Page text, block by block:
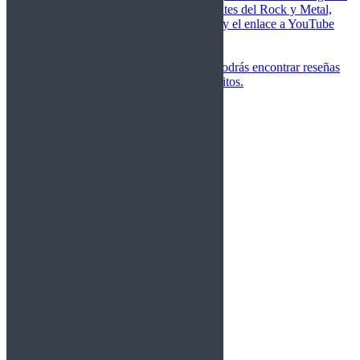
de las canciones más importantes del Rock y Metal,
junto a una breve descripción y el enlace a YouTube
En esta sección podrás encontrar reseñas
agrupadas de tus grupos favoritos.